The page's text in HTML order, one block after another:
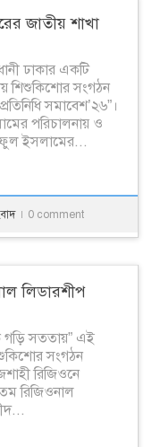
জাতীয় শাখা
ঢাকার একটি
শিশুকিশোর সংগঠন
সমাবেশ’২৬”।
পরিচালনায় ও
ইসলামের...
0 comment
লিডারশীপ
গড়ি সততায়” এই
সংগঠন
রিজিওনে
রিজিওনাল